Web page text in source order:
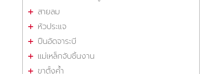
สายลม
หัวประแจ
ปืนอัดจาระบี
แม่เหล็กจับชิ้นงาน
ขาตั้งค้ำ